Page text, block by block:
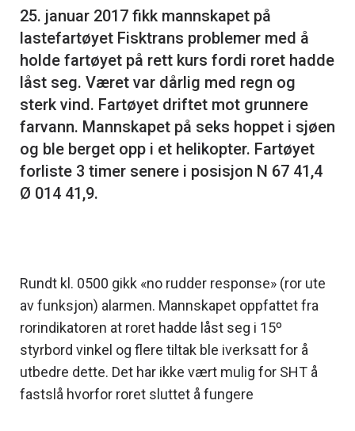
25. januar 2017 fikk mannskapet på
lastefartøyet Fisktrans problemer med å
holde fartøyet på rett kurs fordi roret hadde
låst seg. Været var dårlig med regn og
sterk vind. Fartøyet driftet mot grunnere
farvann. Mannskapet på seks hoppet i sjøen
og ble berget opp i et helikopter. Fartøyet
forliste 3 timer senere i posisjon N 67 41,4
Ø 014 41,9.
Rundt kl. 0500 gikk «no rudder response» (ror ute
av funksjon) alarmen. Mannskapet oppfattet fra
rorindikatoren at roret hadde låst seg i 15º
styrbord vinkel og flere tiltak ble iverksatt for å
utbedre dette. Det har ikke vært mulig for SHT å
fastslå hvorfor roret sluttet å fungere